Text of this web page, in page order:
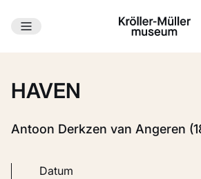
Ga naar hoofdinhoud
HAVEN
Antoon Derkzen van Angeren
Datum